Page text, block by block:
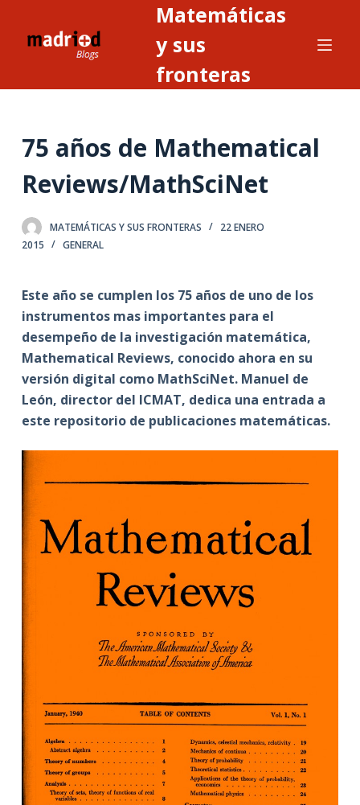
a
n
n
d
o
Matemáticas
y sus
fronteras
75 años de Mathematical
Reviews/MathSciNet
MATEMÁTICAS Y SUS FRONTERAS
22 ENERO
2015
GENERAL
Este año se cumplen los 75 años de uno de los
instrumentos mas importantes para el
desempeño de la investigación matemática,
Mathematical Reviews, conocido ahora en su
versión digital como MathSciNet. Manuel de
León, director del ICMAT, dedica una entrada a
este repositorio de publicaciones matemáticas.